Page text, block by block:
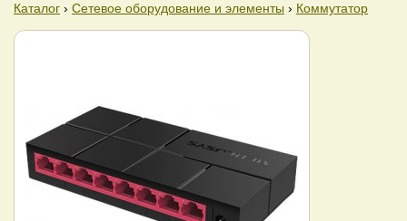
Каталог › Сетевое оборудование и элементы › Коммутатор